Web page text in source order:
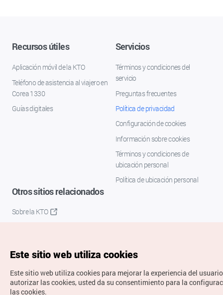
Recursos útiles
Aplicación móvil de la KTO
Teléfono de asistencia al viajero en
Corea 1330
Guías digitales
Servicios
Términos y condiciones del
servicio
Preguntas frecuentes
Política de privacidad
Configuración de cookies
Información sobre cookies
Términos y condiciones de
ubicación personal
Política de ubicación personal
Otros sitios relacionados
Sobre la KTO
Este sitio web utiliza cookies
Este sitio web utiliza cookies para mejorar la experiencia del
autorizar las cookies, usted da su consentimiento para la
las cookies.